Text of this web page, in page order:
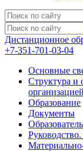
Дистанционное
+7-351-701-03-04
Основные
Структура и
организацией
Образование
Документы